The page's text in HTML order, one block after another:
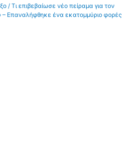
/ Τι επιβεβαίωσε νέο πείραμα για τον
– Επαναλήφθηκε ένα εκατομμύριο φορές